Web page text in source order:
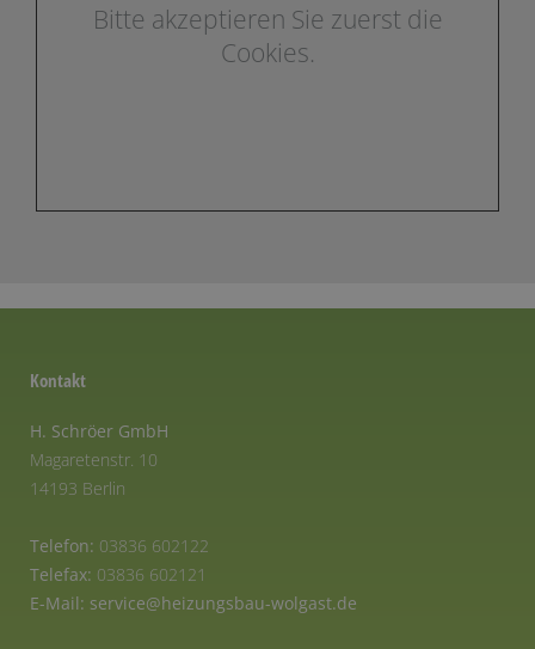
Bitte akzeptieren Sie zuerst die
Cookies.
Kontakt
H. Schröer GmbH
Magaretenstr. 10
14193 Berlin
Telefon: 03836 602122
Telefax: 03836 602121
E-Mail: service@heizungsbau-wolgast.de